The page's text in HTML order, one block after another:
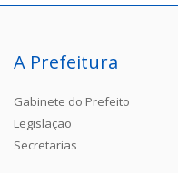
A Prefeitura
Gabinete do Prefeito
Legislação
Secretarias